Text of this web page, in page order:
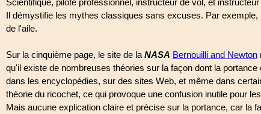
Scientifique, pilote professionnel, instructeur de vol, et
Il démystifie les mythes classiques sans excuses. Par
de l'aile.
Sur la cinquième page, le site de la NASA Bernouilli and Newton
qu'il existe de nombreuses théories sur la façon dont la
dans les encyclopédies, sur des sites Web, et même dans
théorie du ricochet, ce qui provoque une confusion inutile pour
Mais aucune explication claire et précise sur la portance, car la